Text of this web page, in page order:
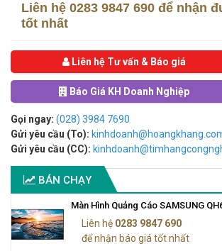
Liên hệ 0283 9847 690 để nhận
tốt nhất
Liên hệ Tư vấn & Báo giá
Báo Giá KH Doanh Nghiệp
Gọi ngay: (028) 3984 7690
Gửi yêu cầu (To):
Gửi yêu cầu (CC):
BÁN CHẠY
Màn Hình Quảng Cáo SAMSUNG
Liên hệ 0283 9847 690
để nhận báo giá tốt nhất